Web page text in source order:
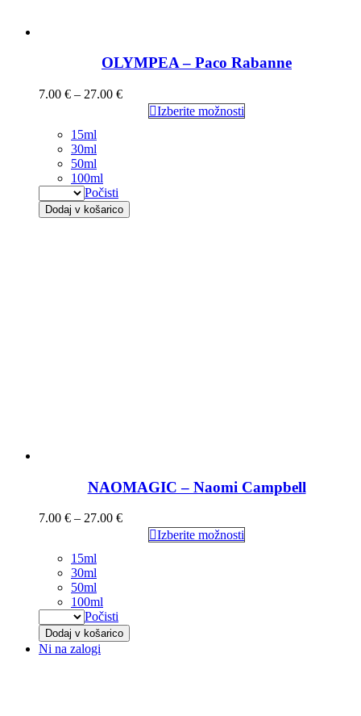
OLYMPEA – Paco Rabanne
7.00 € – 27.00 €
Izberite možnosti
15ml
30ml
50ml
100ml
Počisti
Dodaj v košarico
NAOMAGIC – Naomi Campbell
7.00 € – 27.00 €
Izberite možnosti
15ml
30ml
50ml
100ml
Počisti
Dodaj v košarico
Ni na zalogi